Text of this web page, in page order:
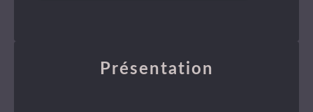
Présentation